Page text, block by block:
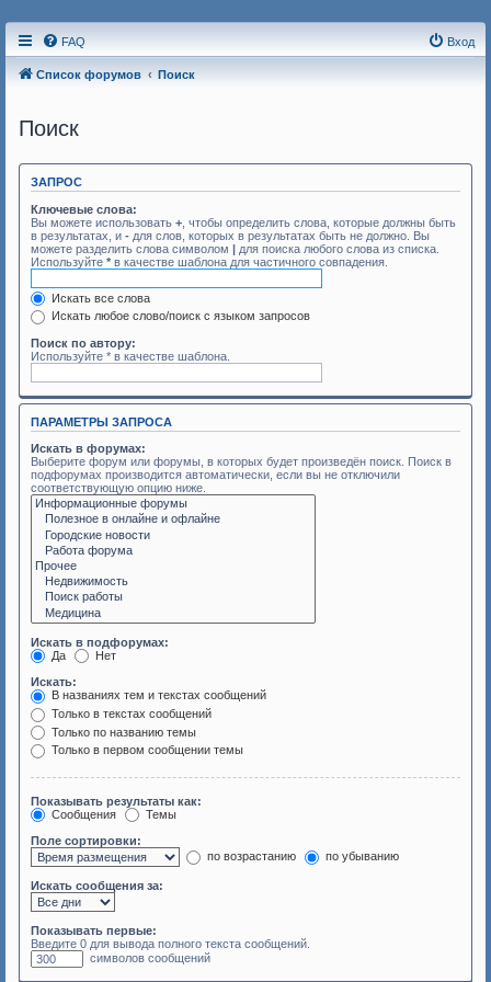
FAQ Вход
Список форумов Поиск
Поиск
ЗАПРОС
Ключевые слова:
Вы можете использовать + , чтобы определить слова, которые должны быть
в результатах, и - для слов, которых в результатах быть не должно. Вы
можете разделить слова символом | для поиска любого слова из списка.
Используйте * в качестве шаблона для частичного совпадения.
Искать все слова
Искать любое слово/поиск с языком запросов
Поиск по автору:
Используйте * в качестве шаблона.
ПАРАМЕТРЫ ЗАПРОСА
Искать в форумах:
Выберите форум или форумы, в которых будет произведён поиск. Поиск в
подфорумах производится автоматически, если вы не отключили
соответствующую опцию ниже.
Искать в подфорумах:
Да
Нет
Искать:
В названиях тем и текстах сообщений
Только в текстах сообщений
Только по названию темы
Только в первом сообщении темы
Показывать результаты как:
Сообщения
Темы
Поле сортировки:
по возрастанию
по убыванию
Искать сообщения за:
Показывать первые:
Введите 0 для вывода полного текста сообщений.
символов сообщений